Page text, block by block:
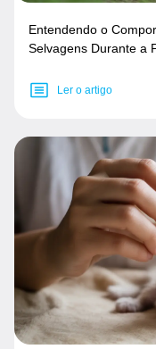
Entendendo o
Selvagens Durante a
Ler o artigo